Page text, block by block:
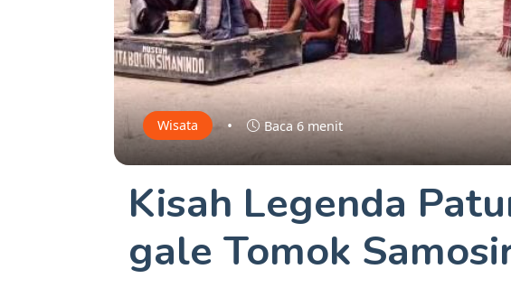
Wisata • Baca 6 menit
Kisah Legenda
gale Tomok